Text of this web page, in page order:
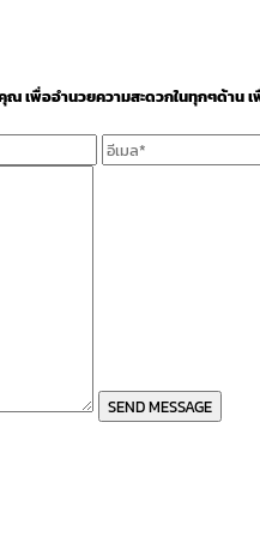
เพื่ออำนวยความสะดวกในทุกๆด้าน เ